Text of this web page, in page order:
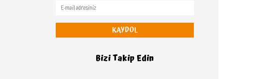
KAYDOL
Bizi Takip Edin